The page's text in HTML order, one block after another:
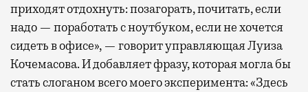
приходят отдохнуть: позагорать, почитать, если
надо — поработать с ноутбуком, если не хочется
сидеть в офисе», — говорит управляющая Луиза
Кочемасова. И добавляет фразу, которая могла бы
стать слоганом всего моего эксперимента: «Здесь